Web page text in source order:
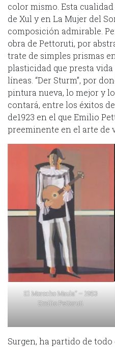
color mismo. Esta
de Xul y en La Mujer del
composición admirable.
obra de Pettoruti, por
trate de simples prismas
plasticidad que presta
líneas. “Der Sturm”, por
pintura nueva, lo mejor y
contará, entre los éxitos
de1923 en el que Emilio
preeminente en el arte de
El Morocho Maula” – 1953
Emilio Pettoruti
Surgen, ha partido de todo